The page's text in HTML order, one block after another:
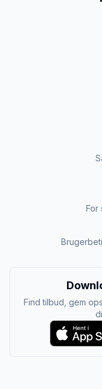
For
Find tilbud, gem